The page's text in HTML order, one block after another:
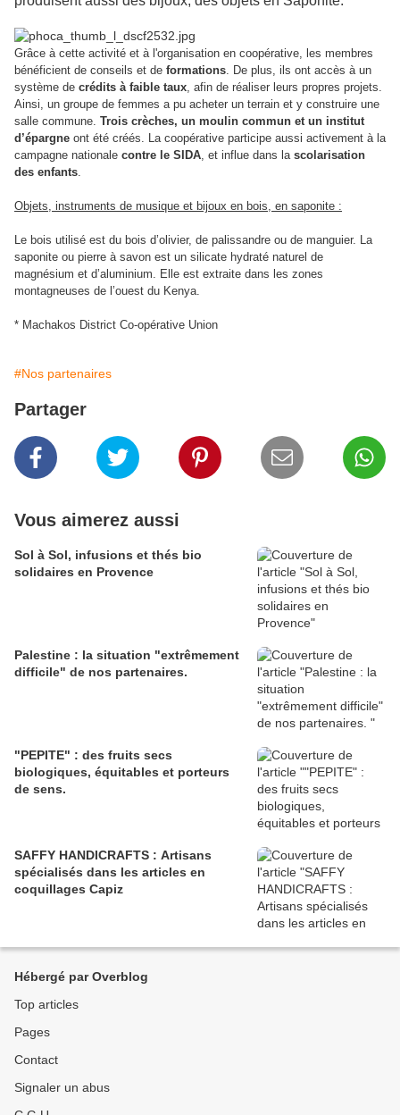
Grâce à cette activité et à l'organisation en coopérative, les membres
bénéficient de conseils et de formations. De plus, ils ont accès à un
système de crédits à faible taux, afin de réaliser leurs propres projets.
Ainsi, un groupe de femmes a pu acheter un terrain et y construire une
salle commune. Trois crèches, un moulin commun et un institut
d’épargne ont été créés. La coopérative participe aussi activement à la
campagne nationale contre le SIDA, et influe dans la scolarisation
des enfants.
Objets, instruments de musique et bijoux en bois, en saponite :
Le bois utilisé est du bois d’olivier, de palissandre ou de manguier. La
saponite ou pierre à savon est un silicate hydraté naturel de
magnésium et d’aluminium. Elle est extraite dans les zones
montagneuses de l’ouest du Kenya.
* Machakos District Co-opérative Union
#Nos partenaires
Partager
Vous aimerez aussi
Sol à Sol, infusions et thés bio
solidaires en Provence
Palestine : la situation "extrêmement
difficile" de nos partenaires.
"PEPITE" : des fruits secs
biologiques, équitables et porteurs
de sens.
SAFFY HANDICRAFTS : Artisans
spécialisés dans les articles en
coquillages Capiz
Hébergé par Overblog
Top articles
Pages
Contact
Signaler un abus